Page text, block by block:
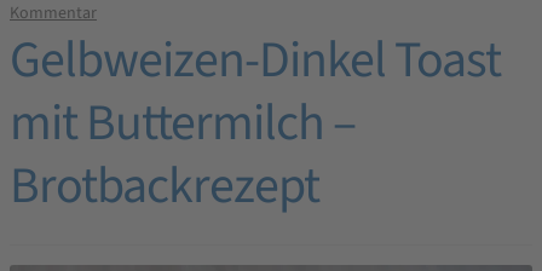
Kommentar
Gelbweizen-Dinkel Toast
mit Buttermilch –
Brotbackrezept